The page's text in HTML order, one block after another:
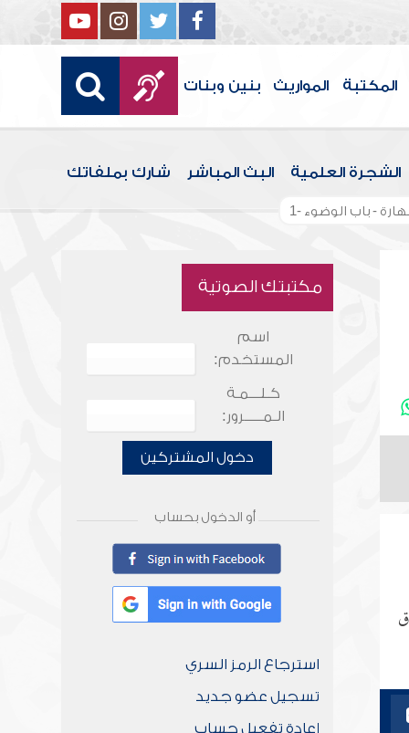
المكتبة المواريث بنين وبنات
الشجرة العلمية البث المباشر شارك بملفاتك
- باب الوضوء -1
مكتبتك الصوتية
اسم
المستخدم:
كـلـــمـة
الـمـــــرور:
دخول المشتركين
أو الدخول بحساب
استرجاع الرمز السري
تسجيل عضو جديد
إعادة تفعيل حساب